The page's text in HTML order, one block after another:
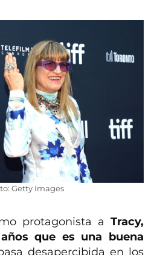
Getty Images
protagonista a Tracy,
que es una buena
desapercibida en los